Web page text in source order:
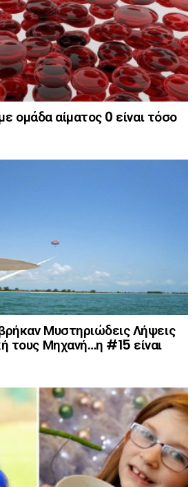
ομάδα αίματος 0 είναι τόσο
Μυστηριώδεις Λήψεις
τους Μηχανή…η #15 είναι